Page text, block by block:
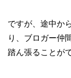
ですが、途中か
り、ブロガー仲
踏ん張ることが